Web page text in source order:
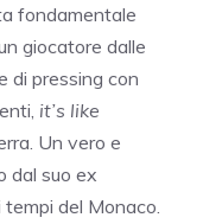
fondamentale
giocatore dalle
di pressing con
it’s like
Un vero e
dal suo ex
tempi del Monaco.